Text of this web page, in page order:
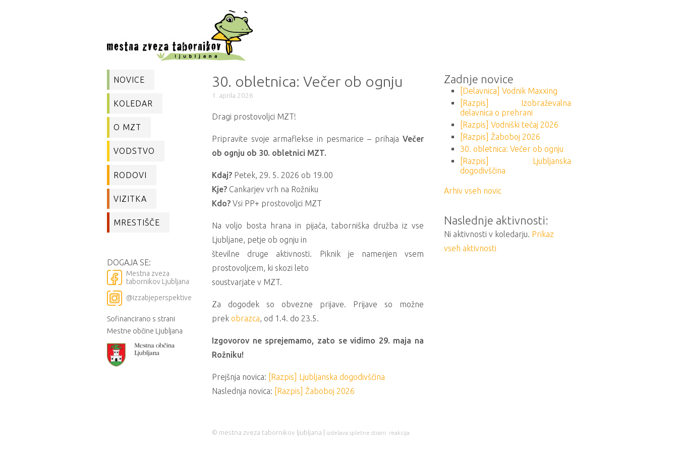
NOVICE
KOLEDAR
O MZT
VODSTVO
RODOVI
VIZITKA
MRESTIŠČE
DOGAJA SE:
Mestna zveza
tabornikov Ljubljana
@izzabjeperspektive
Sofinancirano s strani
Mestne občine Ljubljana
30. obletnica: Večer ob ognju
1. aprila 2026
Dragi prostovoljci MZT!
Pripravite svoje armaflekse in pesmarice – prihaja Večer
ob ognju ob 30. obletnici MZT.
Kdaj? Petek, 29. 5. 2026 ob 19.00
Kje? Cankarjev vrh na Rožniku
Kdo? Vsi PP+ prostovoljci MZT
Na voljo bosta hrana in pijača, taborniška družba iz vse
Ljubljane, petje ob ognju in
številne druge aktivnosti. Piknik je namenjen vsem
prostovoljcem, ki skozi leto
soustvarjate v MZT.
Za dogodek so obvezne prijave. Prijave so možne
prek obrazca, od 1.4. do 23.5.
Izgovorov ne sprejemamo, zato se vidimo 29. maja na
Rožniku!
Prejšnja novica:
[Razpis] Ljubljanska dogodivščina
Naslednja novica:
[Razpis] Žaboboj 2026
Zadnje novice
[Delavnica] Vodnik Maxxing
[Razpis] Izobraževalna
delavnica o prehrani
[Razpis] Vodniški tečaj 2026
[Razpis] Žaboboj 2026
30. obletnica: Večer ob ognju
[Razpis] Ljubljanska
dogodivščina
Arhiv vseh novic
Naslednje aktivnosti:
Ni aktivnosti v koledarju. Prikaz
vseh aktivnosti
© mestna zveza tabornikov ljubljana | izdelava spletne strani: reakcija